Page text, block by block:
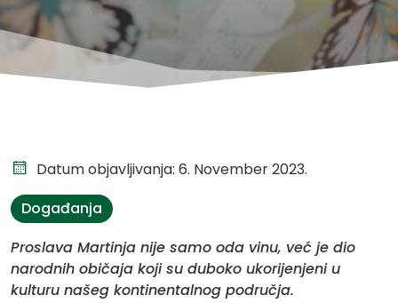
Datum objavljivanja: 6. November 2023.
Događanja
Proslava Martinja nije samo oda vinu, već je dio
narodnih običaja koji su duboko ukorijenjeni u
kulturu našeg kontinentalnog područja.